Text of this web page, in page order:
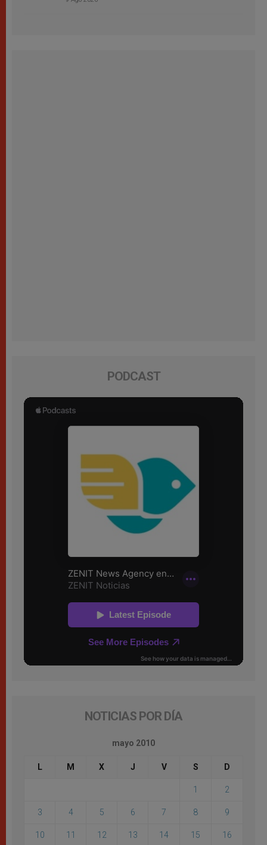
PODCAST
NOTICIAS POR DÍA
mayo 2010
L M X J V S D
1 2
3 4 5 6 7 8 9
10 11 12 13 14 15 16